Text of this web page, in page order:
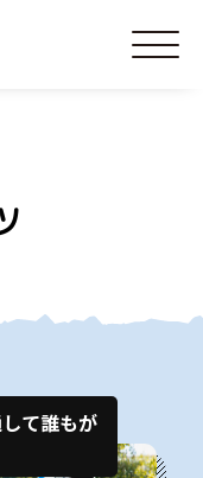
て誰もが